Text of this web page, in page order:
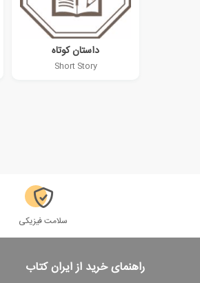
داستان کوتاه
Short Story
سلامت فیزیکی
راهنمای خرید از ایران کتاب